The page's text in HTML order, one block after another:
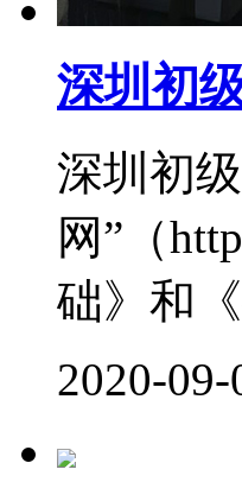
深圳初
深圳初
网”（
础》和
2020-09-